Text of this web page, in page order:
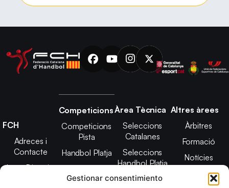
Gestionar consentimiento
FCH
Adreces i
Contacte
Junta Directiva
Competicions
Competicions
Pista
Handbol Platja
Àrea Tècnica
Seleccions
Catalanes
Seleccions
Handbol Platja
Tecnificació
Altres àrees
Àrbitres
Formació
Notícies
Adreces de
contacte